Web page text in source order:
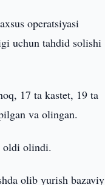
operatsiyasi
uchun tahdid solishi
17 ta kastet, 19 ta
va olingan.
oldi olindi.
olib yurish bazaviy